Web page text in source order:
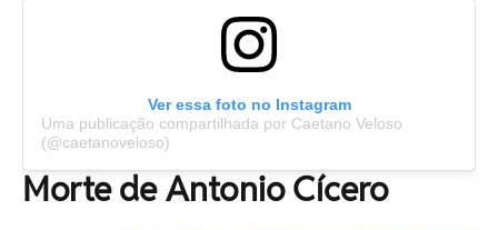
Ver essa foto no Instagram
Uma publicação compartilhada por Caetano Veloso
(@caetanoveloso)
Morte de Antonio Cícero